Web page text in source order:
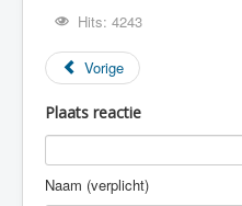
Hits: 4243
Vorige
Plaats reactie
Naam (verplicht)